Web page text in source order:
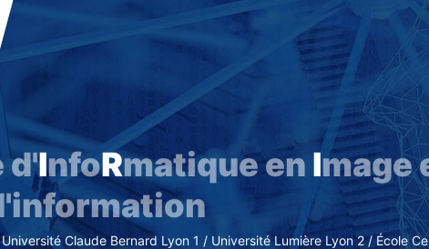
Skip
main
content
d'InfoRmatique en Image
Claude Bernard Lyon 1 / Université Lumière Lyon 2 / École